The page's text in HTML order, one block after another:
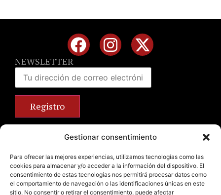
Gestionar consentimiento
Para ofrecer las mejores experiencias, utilizamos tecnologías como las
cookies para almacenar y/o acceder a la información del dispositivo. El
consentimiento de estas tecnologías nos permitirá procesar datos como
el comportamiento de navegación o las identificaciones únicas en este
sitio. No consentir o retirar el consentimiento, puede afectar
NEWSLETTER
+34 963 672 314
info@emilianobodega.com
Parking gratuito